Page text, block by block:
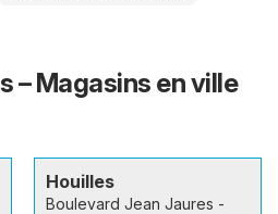
– Magasins en ville
Houilles
Boulevard Jean Jaures -